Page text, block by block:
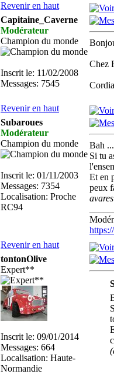
Revenir en haut
Capitaine_Caverne
Modérateur
Champion du monde
Inscrit le: 11/02/2008
Messages: 7545
Chez
Revenir en haut
Subaroues
Modérateur
Champion du monde
Inscrit le: 01/11/2003
Messages: 7354
Localisation: Proche
RC94
Bah
Si tu
Et en
peux
Revenir en haut
tontonOlive
Expert**
Inscrit le: 09/01/2014
Messages: 664
Localisation: Haute-
Normandie